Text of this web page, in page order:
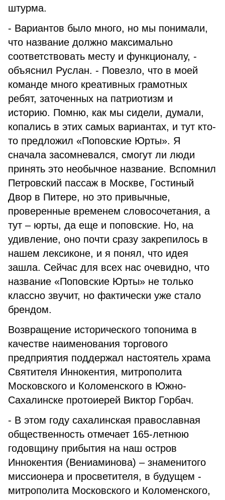
штурма.
- Вариантов было много, но мы понимали,
что название должно максимально
соответствовать месту и функционалу, -
объяснил Руслан. - Повезло, что в моей
команде много креативных грамотных
ребят, заточенных на патриотизм и
историю. Помню, как мы сидели, думали,
копались в этих самых вариантах, и тут кто-
то предложил «Поповские Юрты». Я
сначала засомневался, смогут ли люди
принять это необычное название. Вспомнил
Петровский пассаж в Москве, Гостиный
Двор в Питере, но это привычные,
проверенные временем словосочетания, а
тут – юрты, да еще и поповские. Но, на
удивление, оно почти сразу закрепилось в
нашем лексиконе, и я понял, что идея
зашла. Сейчас для всех нас очевидно, что
название «Поповские Юрты» не только
классно звучит, но фактически уже стало
брендом.
Возвращение исторического топонима в
качестве наименования торгового
предприятия поддержал настоятель храма
Святителя Иннокентия, митрополита
Московского и Коломенского в Южно-
Сахалинске протоиерей Виктор Горбач.
- В этом году сахалинская православная
общественность отмечает 165-летнюю
годовщину прибытия на наш остров
Иннокентия (Вениаминова) – знаменитого
миссионера и просветителя, в будущем -
митрополита Московского и Коломенского,